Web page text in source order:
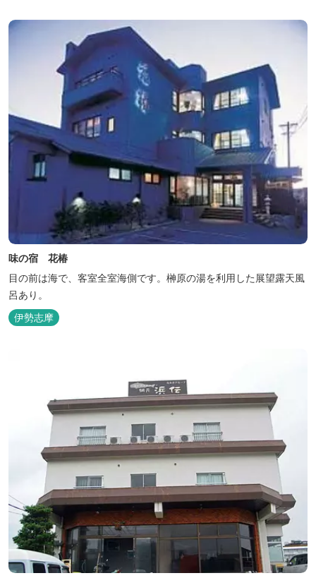
味の宿 花椿
目の前は海で、客室全室海側です。榊原の湯を利用した展望露天風
呂あり。
伊勢志摩